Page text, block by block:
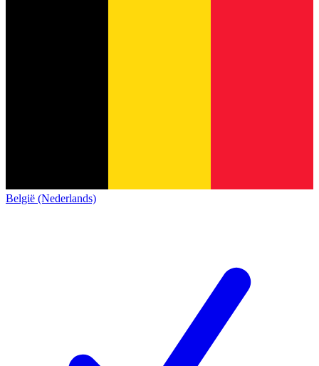
België (Nederlands)